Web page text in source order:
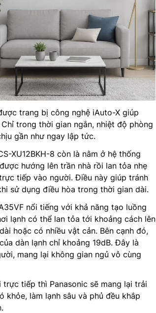
trang bị công nghệ iAuto-X giúp
trong thời gian ngắn, nhiệt độ phòng
gần như ngay lập tức.
XU12BKH-8 còn là nằm ở hệ thống
hướng lên trần nhà rồi lan tỏa nhẹ
tiếp vào người. Điều này giúp tránh
sử dụng điều hòa trong thời gian dài.
nổi tiếng với khả năng tạo luồng
lạnh có thể lan tỏa tới khoảng cách lên
hoặc có nhiều vật cản. Bên cạnh đó,
dàn lạnh chỉ khoảng 19dB. Đây là
mang lại không gian ngủ vô cùng
tiếp thì Panasonic sẽ mang lại trải
khỏe, làm lạnh sâu và phủ đều khắp